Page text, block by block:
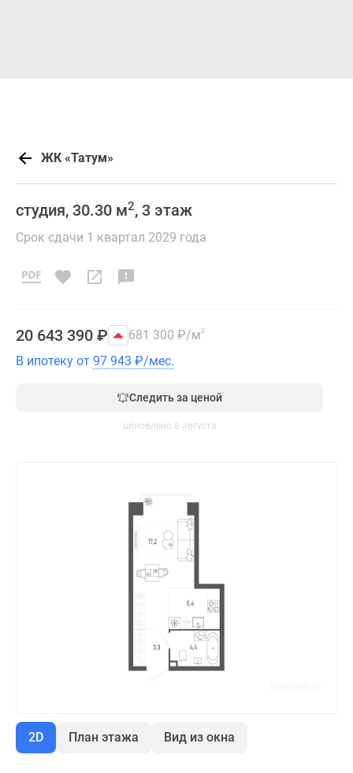
ЖК «Татум»
студия, 30.30 м2, 3 этаж
Срок сдачи 1 квартал 2029 года
20 643 390 ₽ 681 300 ₽/м2
В ипотеку от 97 943 ₽/мес.
Следить за ценой
обновлено 8 августа
2D План этажа Вид из окна